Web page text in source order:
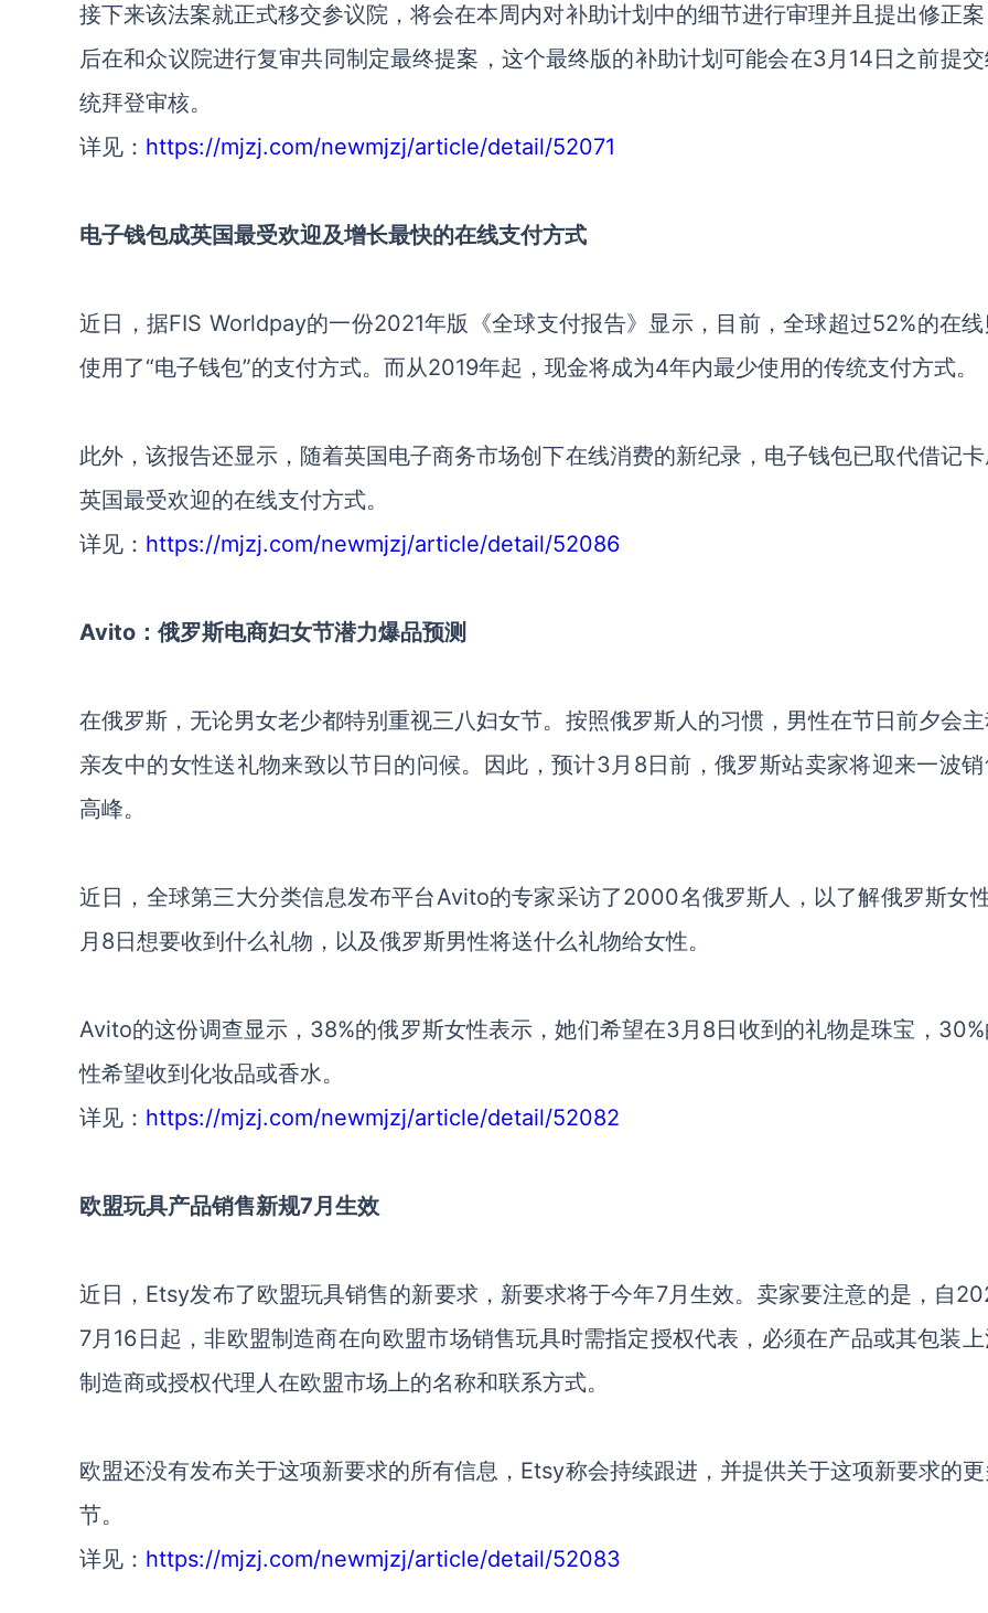
接下来该法案就正式移交参议院，将会在本周内对补助计划中的细节进行审理并且提出修正
后在和众议院进行复审共同制定最终提案，这个最终版的补助计划可能会在3月14日之前提
统拜登审核。
详见： https://mjzj.com/newmjzj/article/detail/52071
电子钱包成英国最受欢迎及增长最快的在线支付方式
近日，据FIS Worldpay的一份2021年版《全球支付报告》显示，目前，全球超过52%的在
使用了“电子钱包”的支付方式。而从2019年起，现金将成为4年内最少使用的传统支付方式。
此外，该报告还显示，随着英国电子商务市场创下在线消费的新纪录，电子钱包已取代借记
英国最受欢迎的在线支付方式。
详见： https://mjzj.com/newmjzj/article/detail/52086
Avito：俄罗斯电商妇女节潜力爆品预测
在俄罗斯，无论男女老少都特别重视三八妇女节。按照俄罗斯人的习惯，男性在节日前夕会
亲友中的女性送礼物来致以节日的问候。因此，预计3月8日前，俄罗斯站卖家将迎来一波
高峰。
近日，全球第三大分类信息发布平台Avito的专家采访了2000名俄罗斯人，以了解俄罗斯女
月8日想要收到什么礼物，以及俄罗斯男性将送什么礼物给女性。
Avito的这份调查显示，38%的俄罗斯女性表示，她们希望在3月8日收到的礼物是珠宝，
性希望收到化妆品或香水。
详见： https://mjzj.com/newmjzj/article/detail/52082
欧盟玩具产品销售新规7月生效
近日，Etsy发布了欧盟玩具销售的新要求，新要求将于今年7月生效。 卖家要注意的是，自
7月16日起，非欧盟制造商在向欧盟市场销售玩具时需指定授权代表，必须在产品或其包装上
制造商或授权代理人在欧盟市场上的名称和联系方式。
欧盟还没有发布关于这项新要求的所有信息，Etsy称会持续跟进，并提供关于这项新要求的更
节。
详见： https://mjzj.com/newmjzj/article/detail/52083